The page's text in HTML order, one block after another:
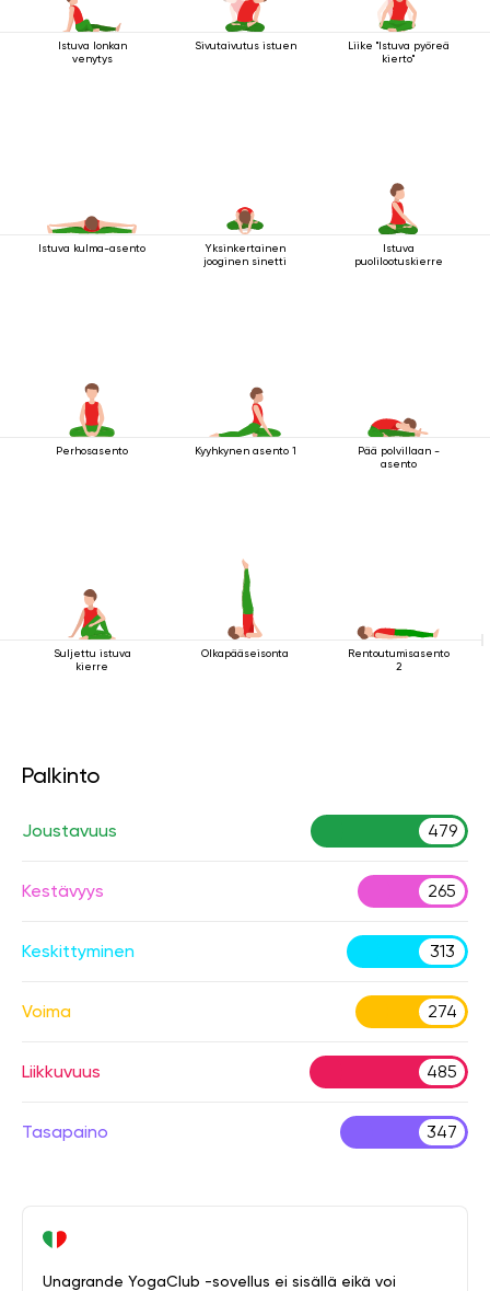
Istuva lonkan
venytys
Sivutaivutus istuen
Liike "Istuva pyöreä
kierto"
Istuva kulma-asento
Yksinkertainen
jooginen sinetti
Istuva
puolilootuskierre
Perhosasento Kyyhkynen asento 1
Pää polvillaan -
asento
Suljettu istuva
kierre
Olkapääseisonta
Rentoutumisasento
2
Palkinto
Joustavuus 479
Kestävyys 265
Keskittyminen 313
Voima 274
Liikkuvuus 485
Tasapaino 347
Unagrande YogaClub -sovellus ei sisällä eikä voi